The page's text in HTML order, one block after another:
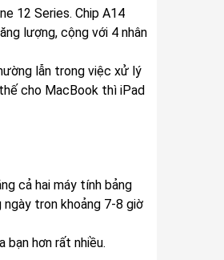
12 Series. Chip A14
lượng, cộng với 4 nhân
lẫn trong việc xử lý
cho MacBook thì iPad
cả hai máy tính bảng
tron khoảng 7-8 giờ
bạn hơn rất nhiều.